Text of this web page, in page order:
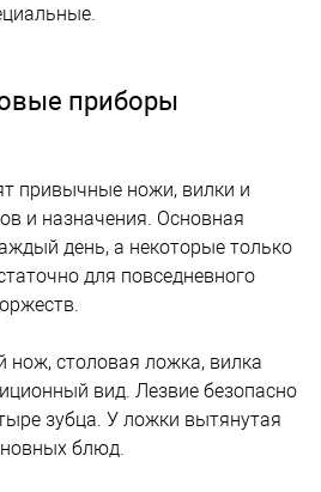
приборы
привычные ножи, вилки и
и назначения. Основная
день, а некоторые только
для повседневного
нож, столовая ложка, вилка
вид. Лезвие безопасно
зубца. У ложки вытянутая
блюд.